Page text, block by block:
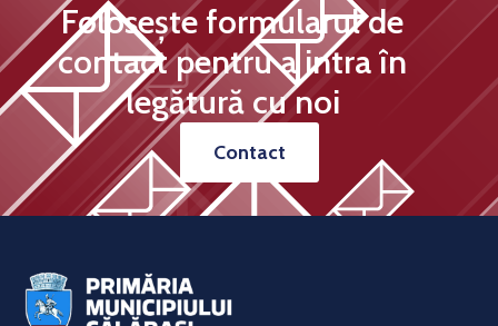
Folosește formularul de
contact pentru a intra în
legătură cu noi
Contact